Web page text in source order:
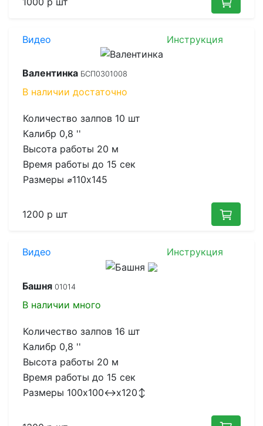
Видео Инструкция
Валентинка БСП0301008
В наличии достаточно
Количество залпов 10 шт
Калибр 0,8 ''
Высота работы 20 м
Время работы до 15 сек
Размеры ⌀110x145
1200 р шт
Видео Инструкция
Башня 01014
В наличии много
Количество залпов 16 шт
Калибр 0,8 ''
Высота работы 20 м
Время работы до 15 сек
Размеры 100x100↔x120↕